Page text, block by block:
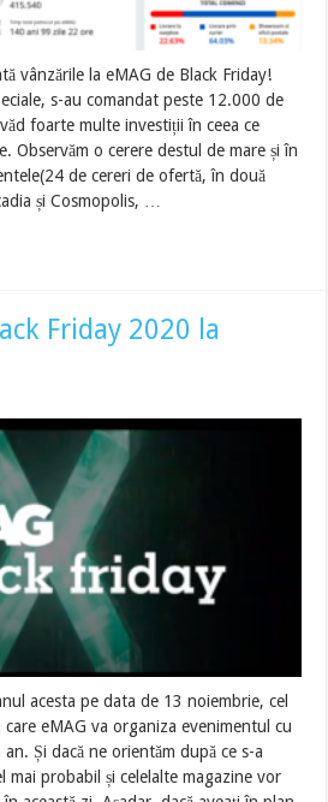
vânzările la eMAG de Black Friday!
s-au comandat peste 12.000 de
foarte multe investiții în ceea ce
Observăm o cerere destul de mare și în
de cereri de ofertă, în două
și Cosmopolis, …
Friday 2020 la
acesta pe data de 13 noiembrie, cel
eMAG va organiza evenimentul cu
Și dacă ne orientăm după ce s-a
mai probabil și celelalte magazine vor